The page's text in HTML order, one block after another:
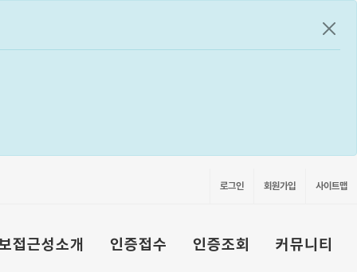
공지
로그인 회원가입 사이트맵
접근성소개 인증접수 인증조회 커뮤니티